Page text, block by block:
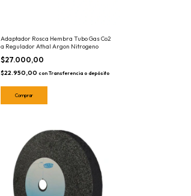
Adaptador Rosca Hembra Tubo Gas Co2
a Regulador Athal Argon Nitrogeno
$27.000,00
$22.950,00 con Transferencia o depósito